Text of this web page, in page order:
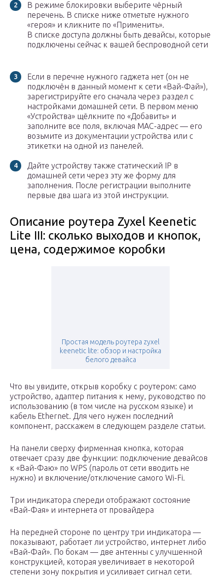
В режиме блокировки выберите чёрный
перечень. В списке ниже отметьте нужного
«героя» и кликните по «Применить».
В списке доступа должны быть девайсы, которые
подключены сейчас к вашей беспроводной сети
Если в перечне нужного гаджета нет (он не
подключён в данный момент к сети «Вай-Фай»),
зарегистрируйте его сначала через раздел с
настройками домашней сети. В первом меню
«Устройства» щёлкните по «Добавить» и
заполните все поля, включая MAC-адрес — его
возьмите из документации устройства или с
этикетки на одной из панелей.
Дайте устройству также статический IP в
домашней сети через эту же форму для
заполнения. После регистрации выполните
первые два шага из этой инструкции.
Описание роутера Zyxel Keenetic
Lite III: сколько выходов и кнопок,
цена, содержимое коробки
Простая модель роутера zyxel
keenetic lite: обзор и настройка
белого девайса
Что вы увидите, открыв коробку с роутером: само
устройство, адаптер питания к нему, руководство по
использованию (в том числе на русском языке) и
кабель Ethernet. Для чего нужен последний
компонент, расскажем в следующем разделе статьи.
На панели сверху фирменная кнопка, которая
отвечает сразу две функции: подключение девайсов
к «Вай-Фаю» по WPS (пароль от сети вводить не
нужно) и включение/отключение самого Wi-Fi.
Три индикатора спереди отображают состояние
«Вай-Фая» и интернета от провайдера
На передней стороне по центру три индикатора —
показывают, работает ли устройство, интернет либо
«Вай-Фай». По бокам — две антенны с улучшенной
конструкцией, которая увеличивает в некоторой
степени зону покрытия и усиливает сигнал сети.